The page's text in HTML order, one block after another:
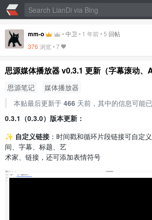
mm-o •中卫 • 1 年前•5 回帖
376 浏览 •7
思源媒体播放器 v0.3.1 更新（字幕滚动、
思源笔记
媒体播放器
本贴最后更新于 466天前，其中的信息可能
0.3.1（0.3.0）版本更新：
✨ 自定义链接 ：时间戳和循环片段链接可自定
间、字幕、标题、艺
术家、链接，还可添加表情符号